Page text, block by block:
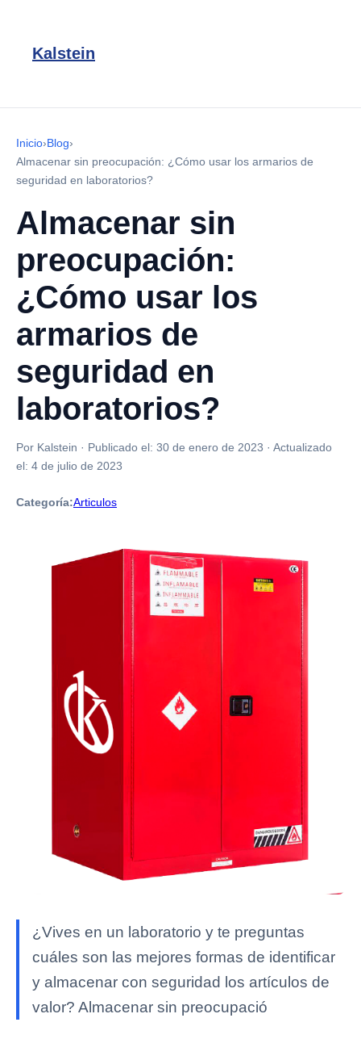
Kalstein
Inicio›Blog›
Almacenar sin preocupación: ¿Cómo usar los armarios de
seguridad en laboratorios?
Almacenar sin
preocupación:
¿Cómo usar los
armarios de
seguridad en
laboratorios?
Por Kalstein · Publicado el: 30 de enero de 2023 · Actualizado
el: 4 de julio de 2023
Categoría:Articulos
¿Vives en un laboratorio y te preguntas
cuáles son las mejores formas de identificar
y almacenar con seguridad los artículos de
valor? Almacenar sin preocupació